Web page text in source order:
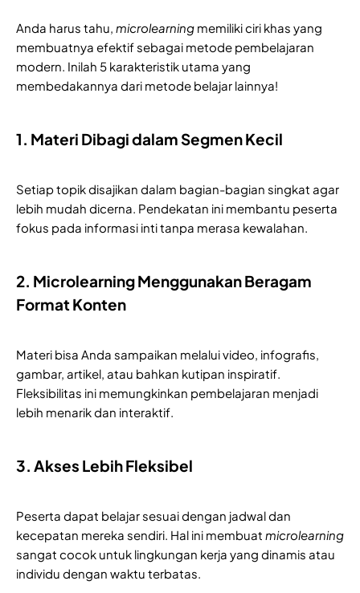
Anda harus tahu, microlearning memiliki ciri khas yang
membuatnya efektif sebagai metode pembelajaran
modern. Inilah 5 karakteristik utama yang
membedakannya dari metode belajar lainnya!
1. Materi Dibagi dalam Segmen Kecil
Setiap topik disajikan dalam bagian-bagian singkat agar
lebih mudah dicerna. Pendekatan ini membantu peserta
fokus pada informasi inti tanpa merasa kewalahan.
2. Microlearning Menggunakan Beragam
Format Konten
Materi bisa Anda sampaikan melalui video, infografis,
gambar, artikel, atau bahkan kutipan inspiratif.
Fleksibilitas ini memungkinkan pembelajaran menjadi
lebih menarik dan interaktif.
3. Akses Lebih Fleksibel
Peserta dapat belajar sesuai dengan jadwal dan
kecepatan mereka sendiri. Hal ini membuat microlearning
sangat cocok untuk lingkungan kerja yang dinamis atau
individu dengan waktu terbatas.